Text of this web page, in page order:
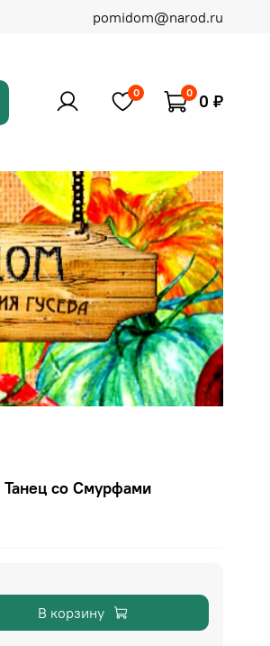
pomidom@narod.ru
0 0 0 ₽
со Смурфами
В корзину